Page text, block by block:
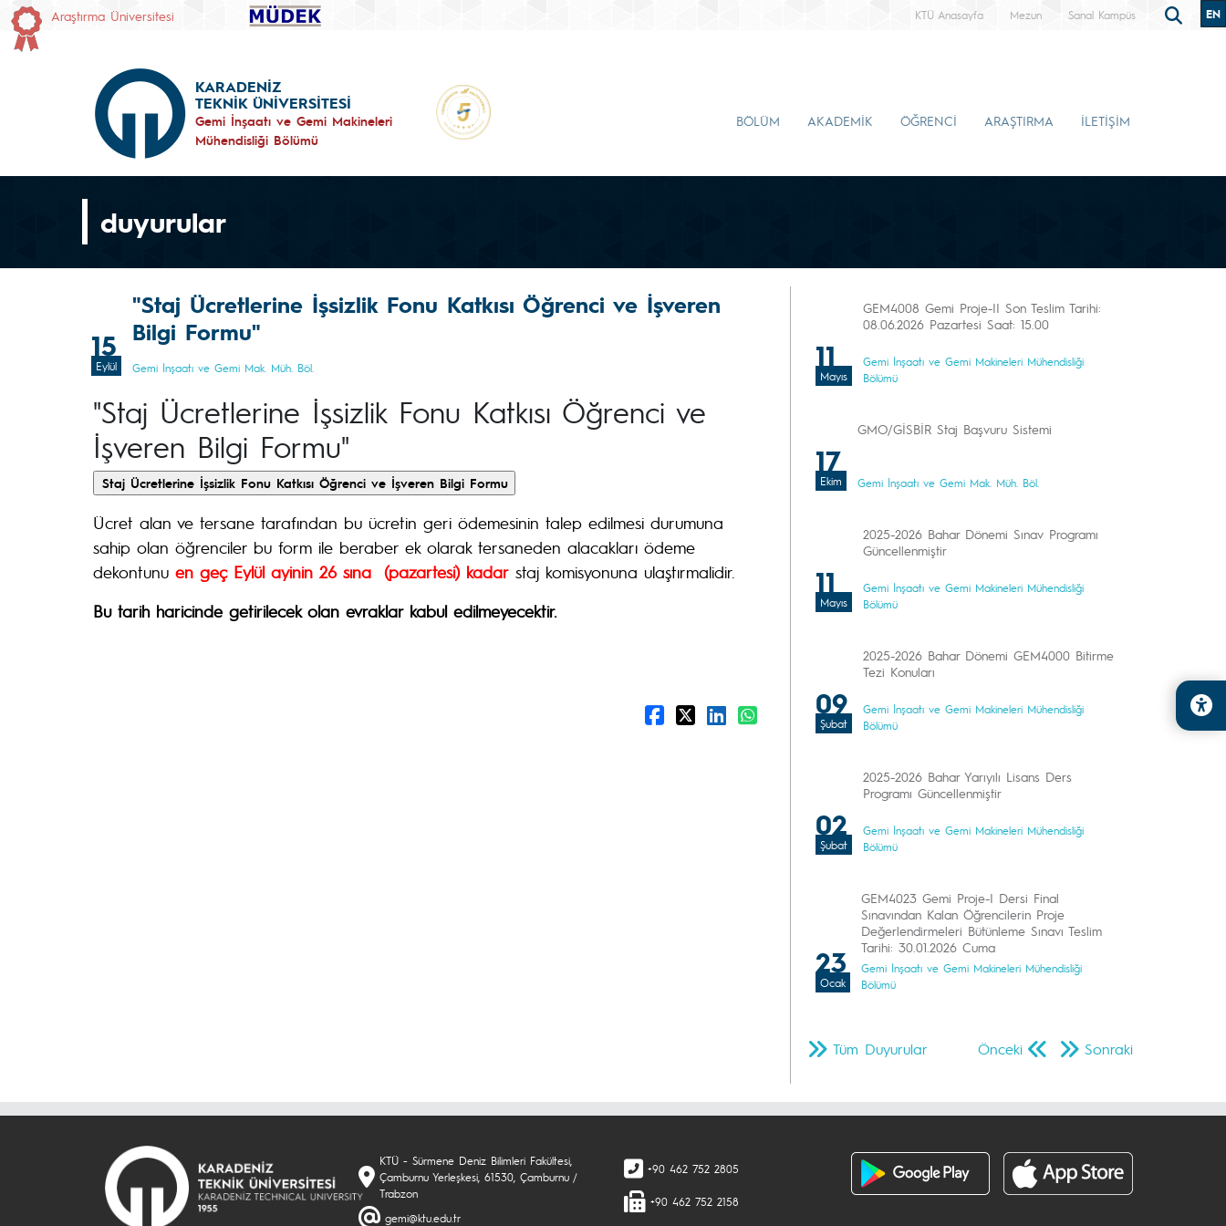
Araştırma Üniversitesi KTÜ Anasayfa Mezun Sanal Kampüs EN
KARADENİZ
TEKNİK ÜNİVERSİTESİ
Gemi İnşaatı ve Gemi Makineleri
Mühendisliği Bölümü
BÖLÜM AKADEMİK ÖĞRENCİ ARAŞTIRMA İLETİŞİM
duyurular
15
Eylül
"Staj Ücretlerine İşsizlik Fonu Katkısı Öğrenci ve İşveren
Bilgi Formu"
Gemi İnşaatı ve Gemi Mak. Müh. Böl.
"Staj Ücretlerine İşsizlik Fonu Katkısı Öğrenci ve
İşveren Bilgi Formu"
Ücret alan ve tersane tarafından bu ücretin geri ödemesinin talep edilmesi durumuna
sahip olan öğrenciler bu form ile beraber ek olarak tersaneden alacakları ödeme
dekontunu en geç Eylül ayinin 26 sına (pazartesi) kadar staj komisyonuna ulaştırmalidir.
Bu tarih haricinde getirilecek olan evraklar kabul edilmeyecektir.
11
Mayıs
GEM4008 Gemi Proje-II Son Teslim Tarihi:
08.06.2026 Pazartesi Saat: 15.00
Gemi İnşaatı ve Gemi Makineleri Mühendisliği
Bölümü
17
Ekim
GMO/GİSBİR Staj Başvuru Sistemi
Gemi İnşaatı ve Gemi Mak. Müh. Böl.
11
Mayıs
2025-2026 Bahar Dönemi Sınav Programı
Güncellenmiştir
Gemi İnşaatı ve Gemi Makineleri Mühendisliği
Bölümü
09
Şubat
2025-2026 Bahar Dönemi GEM4000 Bitirme
Tezi Konuları
Gemi İnşaatı ve Gemi Makineleri Mühendisliği
Bölümü
02
Şubat
2025-2026 Bahar Yarıyılı Lisans Ders
Programı Güncellenmiştir
Gemi İnşaatı ve Gemi Makineleri Mühendisliği
Bölümü
23
Ocak
GEM4023 Gemi Proje-I Dersi Final
Sınavından Kalan Öğrencilerin Proje
Değerlendirmeleri Bütünleme Sınavı Teslim
Tarihi: 30.01.2026 Cuma
Gemi İnşaatı ve Gemi Makineleri Mühendisliği
Bölümü
Önceki Sonraki
Tüm Duyurular
KTÜ - Sürmene Deniz Bilimleri Fakültesi,
Çamburnu Yerleşkesi, 61530, Çamburnu /
Trabzon
gemi@ktu.edu.tr
+90 462 752 2805
+90 462 752 2158